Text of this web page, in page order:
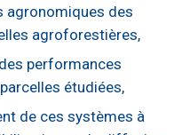
agronomiques des
agroforestières,
performances
étudiées,
de ces systèmes à